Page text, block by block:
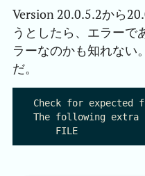
Version 20.0.5.2から
うとしたら、エラーで
ラーなのかも知れない
だ。
Check for expected
The following extra